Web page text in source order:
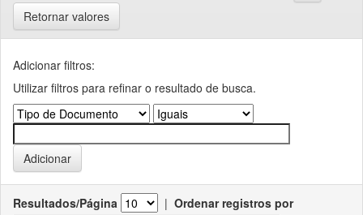
Retornar valores
Adicionar filtros:
Utilizar filtros para refinar o resultado de busca.
Resultados/Página | Ordenar registros por